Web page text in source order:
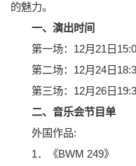
的魅力。
一、演出时间
第一场：12月21日
第二场：12月24日
第三场：12月26日
二、音乐会节目单
外国作品:
1．《BWM 249》